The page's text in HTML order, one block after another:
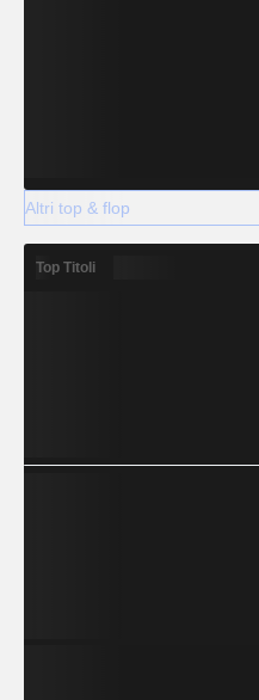
Altri top & flop
Top Titoli